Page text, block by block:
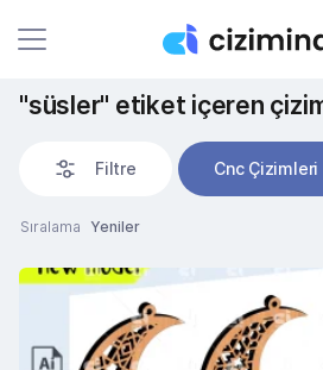
"süsler" etiket içeren
Filtre Cnc Çizimleri
Sıralama Yeniler